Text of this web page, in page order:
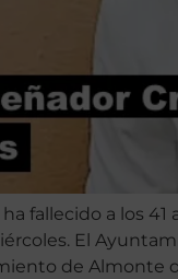
fallecido a los
El
de Almonte